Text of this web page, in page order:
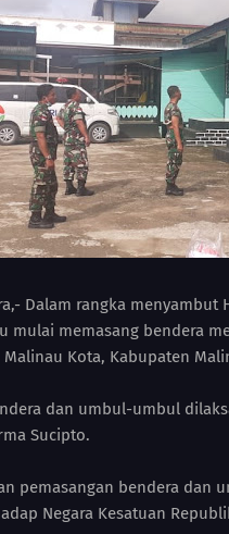
Dalam rangka menyambut
mulai memasang bendera
Kota, Kabupaten
dan umbul-umbul
Sucipto.
pemasangan bendera dan
Negara Kesatuan